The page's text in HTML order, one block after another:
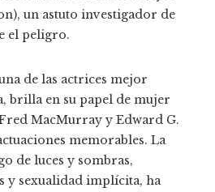
un astuto investigador de
el peligro.
de las actrices mejor
brilla en su papel de mujer
MacMurray y Edward G.
memorables. La
de luces y sombras,
y sexualidad implícita, ha